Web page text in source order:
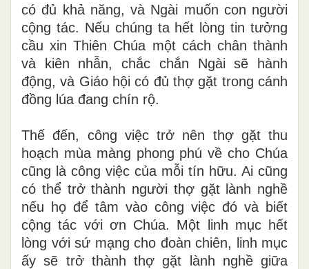
có đủ khả năng, và Ngài muốn con người
cộng tác. Nếu chúng ta hết lòng tin tưởng
cầu xin Thiên Chúa một cách chân thành
và kiên nhẫn, chắc chắn Ngài sẽ hành
động, và Giáo hội có đủ thợ gặt trong cánh
đồng lúa đang chín rộ.
Thế đến, công việc trở nên thợ gặt thu
hoạch mùa màng phong phú về cho Chúa
cũng là công việc của mỗi tín hữu. Ai cũng
có thể trở thành người thợ gặt lành nghề
nếu họ để tâm vào công việc đó và biết
cộng tác với ơn Chúa. Một linh mục hết
lòng với sứ mạng cho đoàn chiên, linh mục
ấy sẽ trở thành thợ gặt lành nghề giữa